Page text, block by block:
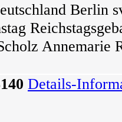
Berlin
Annemarie
Details-